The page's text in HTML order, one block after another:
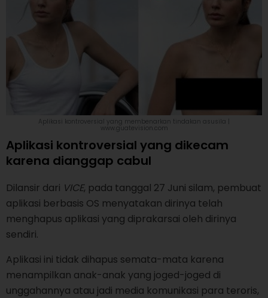
Aplikasi kontroversial yang membenarkan tindakan asusila |
www.guatevision.com
Aplikasi kontroversial yang dikecam
karena dianggap cabul
Dilansir dari VICE, pada tanggal 27 Juni silam, pembuat
aplikasi berbasis OS menyatakan dirinya telah
menghapus aplikasi yang diprakarsai oleh dirinya
sendiri.
Aplikasi ini tidak dihapus semata-mata karena
menampilkan anak-anak yang joged-joged di
unggahannya atau jadi media komunikasi para teroris,